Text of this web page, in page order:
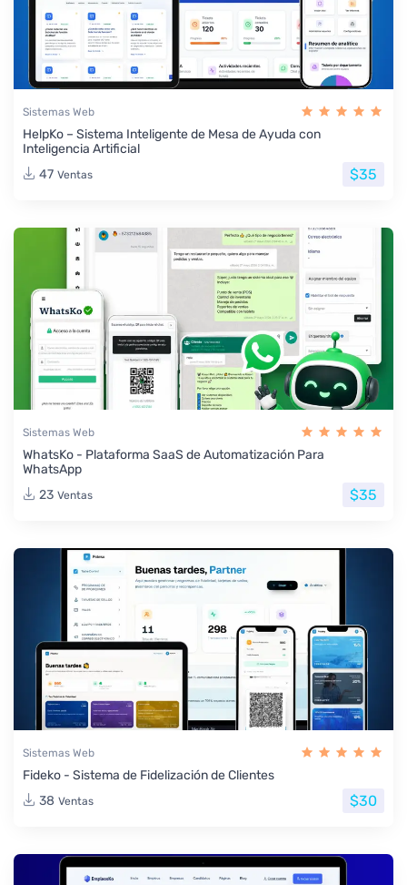
Sistemas Web
HelpKo – Sistema Inteligente de Mesa de Ayuda con
Inteligencia Artificial
47 Ventas $35
Sistemas Web
WhatsKo - Plataforma SaaS de Automatización Para
WhatsApp
23 Ventas $35
Sistemas Web
Fideko - Sistema de Fidelización de Clientes
38 Ventas $30